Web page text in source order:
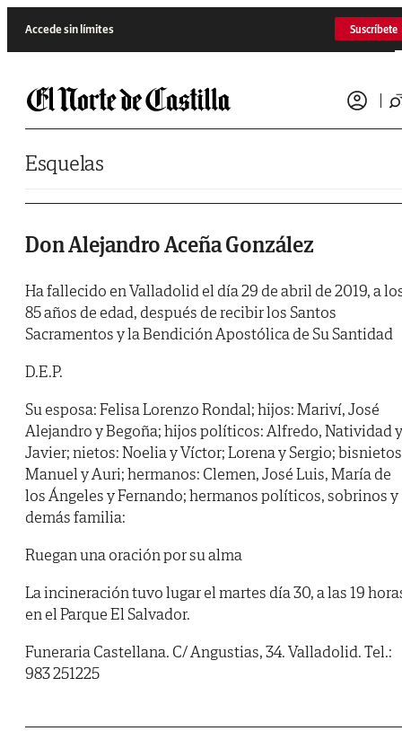
Accede sin límites Suscríbete
Esquelas
Don Alejandro Aceña González
Ha fallecido en Valladolid el día 29 de abril de 2019, a
85 años de edad, después de recibir los Santos
Sacramentos y la Bendición Apostólica de Su Santidad
D.E.P.
Su esposa: Felisa Lorenzo Rondal; hijos: Mariví, José
Alejandro y Begoña; hijos políticos: Alfredo, Natividad y
Javier; nietos: Noelia y Víctor; Lorena y Sergio;
Manuel y Auri; hermanos: Clemen, José Luis, María de
los Ángeles y Fernando; hermanos políticos, sobrinos y
demás familia:
Ruegan una oración por su alma
La incineración tuvo lugar el martes día 30, a las 19
en el Parque El Salvador.
Funeraria Castellana. C/ Angustias, 34. Valladolid. Tel.:
983 251225